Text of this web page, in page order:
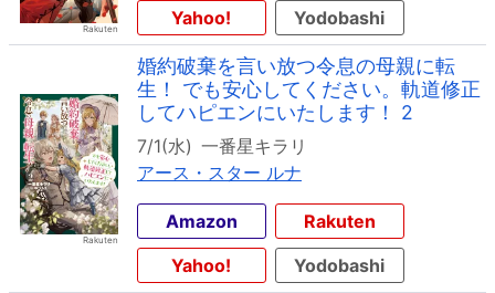
Yahoo!
Yodobashi
婚約破棄を言い放つ令息の母親に転
生！ でも安心してください。軌道修正
してハピエンにいたします！ 2
7/1(水) 一番星キラリ
アース・スター ルナ
Amazon
Rakuten
Yahoo!
Yodobashi